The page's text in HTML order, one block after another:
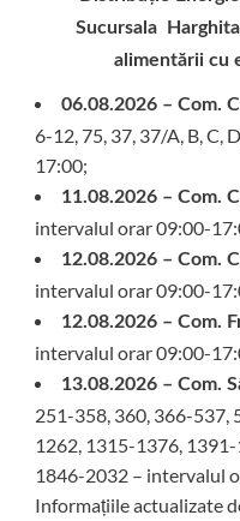
Sucursala Harghita
alimentării cu
06.08.2026 – Com.
6-12, 75, 37, 37/A, B, C,
17:00;
11.08.2026 – Com.
intervalul orar 09:00-
12.08.2026 – Com.
intervalul orar 09:00-
12.08.2026 – Com.
intervalul orar 09:00-
13.08.2026 – Com.
251-358, 360, 366-537,
1262, 1315-1376,
1846-2032 – intervalul
Informațiile actualizate